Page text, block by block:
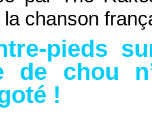
chanson
pieds
de chou
!